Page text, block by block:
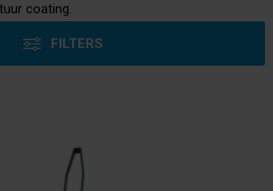
coating.
FILTERS